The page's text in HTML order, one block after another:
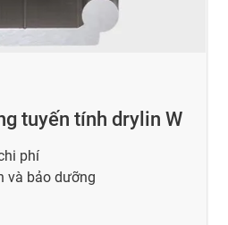
tuyến tính drylin W
phí
và bảo dưỡng